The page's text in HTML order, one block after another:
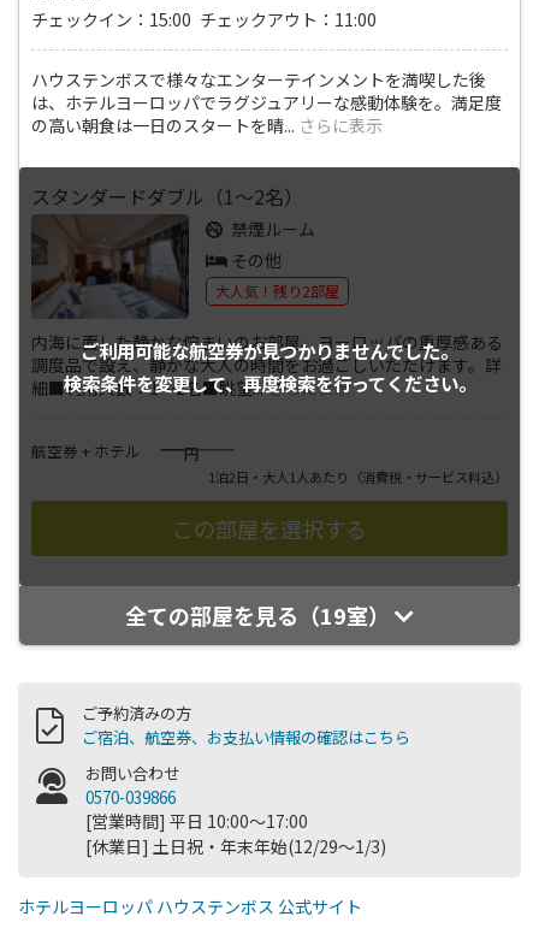
チェックイン：15:00 チェックアウト：11:00
ハウステンボスで様々なエンターテインメントを満喫した後
は、ホテルヨーロッパでラグジュアリーな感動体験を。満足度
の高い朝食は一日のスタートを晴... さらに表示
ご利用可能な航空券が見つかりませんでした。
検索条件を変更して、再度検索を行ってください。
スタンダードダブル（1～2名）
禁煙ルーム
その他
大人気！残り2部屋
内海に面した静かな佇まいのお部屋。ヨーロッパの重厚感ある
調度品で設え、静かな大人の時間をお過ごしいただけます。詳
細■利用人数：1～2名■眺望...さらに表示
航空券 + ホテル ――――円
1泊2日・大人1人あたり （消費税・サービス料込）
全ての部屋を見る（19室）
ご予約済みの方
ご宿泊、航空券、お支払い情報の確認はこちら
お問い合わせ
0570-039866
[営業時間] 平日 10:00～17:00
[休業日] 土日祝・年末年始(12/29～1/3)
ホテルヨーロッパ ハウステンボス 公式サイト